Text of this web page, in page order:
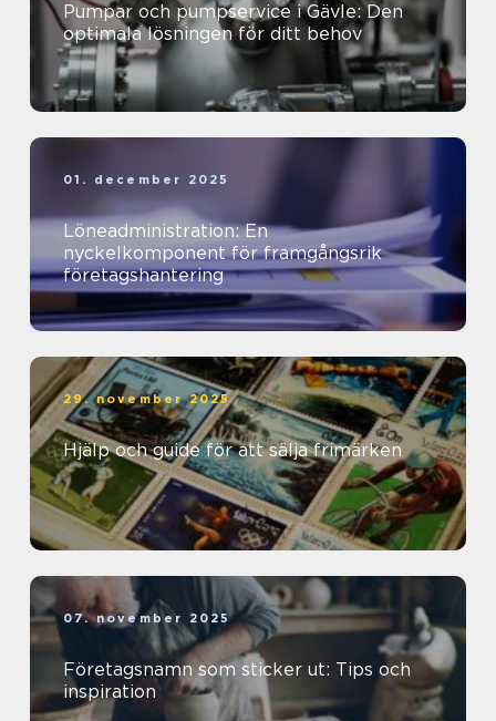
Pumpar och pumpservice i Gävle: Den
optimala lösningen för ditt behov
01. december 2025
Löneadministration: En
nyckelkomponent för framgångsrik
företagshantering
29. november 2025
Hjälp och guide för att sälja frimärken
07. november 2025
Företagsnamn som sticker ut: Tips och
inspiration